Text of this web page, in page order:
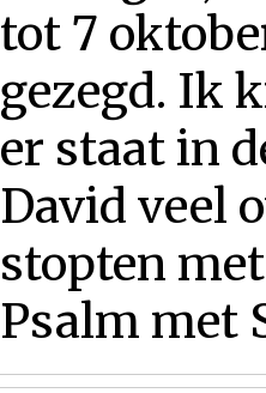
tot 7
gezegd. Ik
er staat in
David veel
stopten
Psalm met